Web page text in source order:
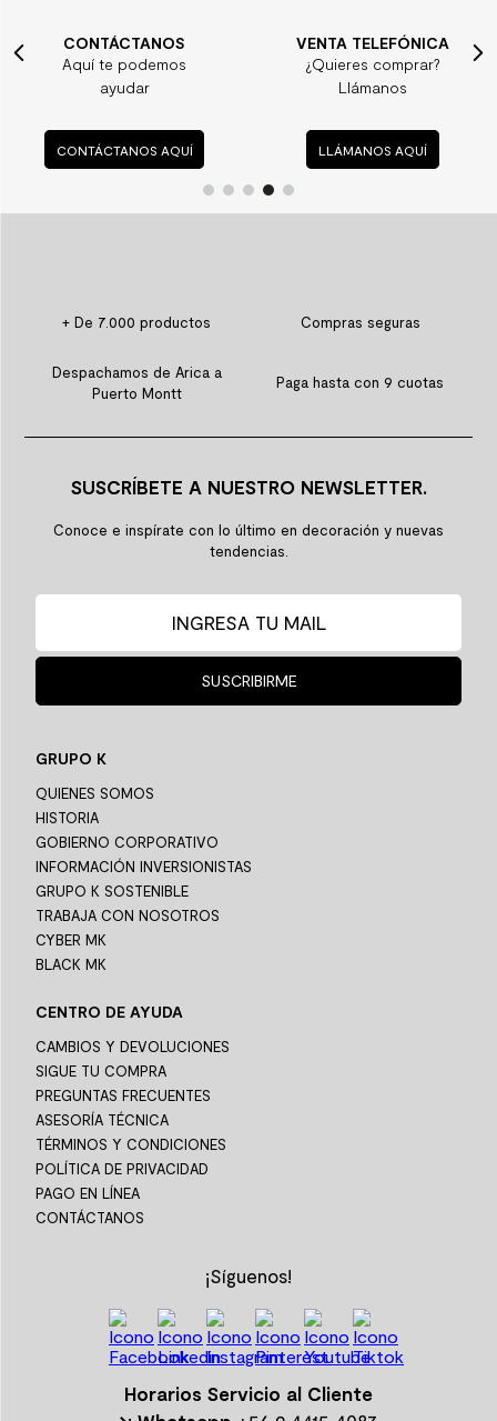
CONTÁCTANOS
Aquí te podemos
ayudar
CONTÁCTANOS AQUÍ
VENTA TELEFÓNICA
¿Quieres comprar?
Llámanos
LLÁMANOS AQUÍ
+ De 7.000 productos Compras seguras
Despachamos de Arica a
Puerto Montt
Paga hasta con 9 cuotas
SUSCRÍBETE A NUESTRO NEWSLETTER.
Conoce e inspírate con lo último en decoración y nuevas
tendencias.
SUSCRIBIRME
GRUPO K
QUIENES SOMOS
HISTORIA
GOBIERNO CORPORATIVO
INFORMACIÓN INVERSIONISTAS
GRUPO K SOSTENIBLE
TRABAJA CON NOSOTROS
CYBER MK
BLACK MK
CENTRO DE AYUDA
CAMBIOS Y DEVOLUCIONES
SIGUE TU COMPRA
PREGUNTAS FRECUENTES
ASESORÍA TÉCNICA
TÉRMINOS Y CONDICIONES
POLÍTICA DE PRIVACIDAD
PAGO EN LÍNEA
CONTÁCTANOS
¡Síguenos!
Horarios Servicio al Cliente